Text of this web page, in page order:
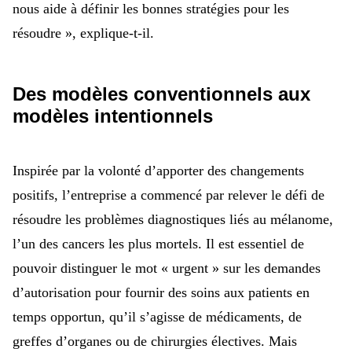
nous aide à définir les bonnes stratégies pour les
résoudre », explique-t-il.
Des modèles conventionnels aux
modèles intentionnels
Inspirée par la volonté d’apporter des changements
positifs, l’entreprise a commencé par relever le défi de
résoudre les problèmes diagnostiques liés au mélanome,
l’un des cancers les plus mortels. Il est essentiel de
pouvoir distinguer le mot « urgent » sur les demandes
d’autorisation pour fournir des soins aux patients en
temps opportun, qu’il s’agisse de médicaments, de
greffes d’organes ou de chirurgies électives. Mais